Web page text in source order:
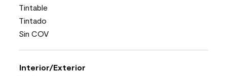
Tintable
Tintado
Sin COV
Interior/Exterior